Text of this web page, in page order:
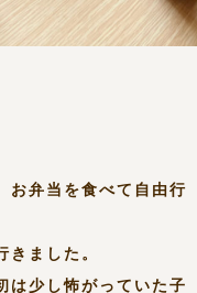
お弁当を食べて自由行
きました。
は少し怖がっていた子